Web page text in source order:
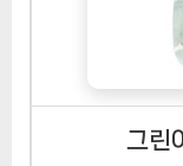
그린